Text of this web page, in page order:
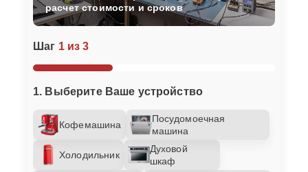
Шаг 1 из 3
1. Выберите Ваше устройство
Кофемашина
Посудомоечная
машина
Холодильник
Духовой
шкаф
расчет стоимости и сроков